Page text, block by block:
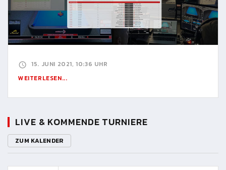
15. JUNI 2021, 10:36 UHR
WEITERLESEN...
LIVE & KOMMENDE TURNIERE
ZUM KALENDER